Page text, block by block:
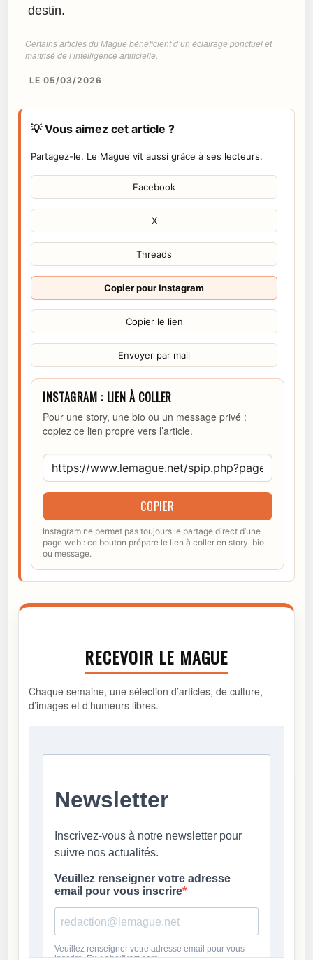
destin.
Certains articles du Mague bénéficient d’un éclairage ponctuel et
maîtrisé de l’intelligence artificielle.
LE 05/03/2026
💡 Vous aimez cet article ?
Partagez-le. Le Mague vit aussi grâce à ses lecteurs.
Facebook
X
Threads
Copier pour Instagram
Copier le lien
Envoyer par mail
INSTAGRAM : LIEN À COLLER
Pour une story, une bio ou un message privé :
copiez ce lien propre vers l’article.
COPIER
Instagram ne permet pas toujours le partage direct d’une
page web : ce bouton prépare le lien à coller en story, bio
ou message.
RECEVOIR LE MAGUE
Chaque semaine, une sélection d’articles, de culture,
d’images et d’humeurs libres.